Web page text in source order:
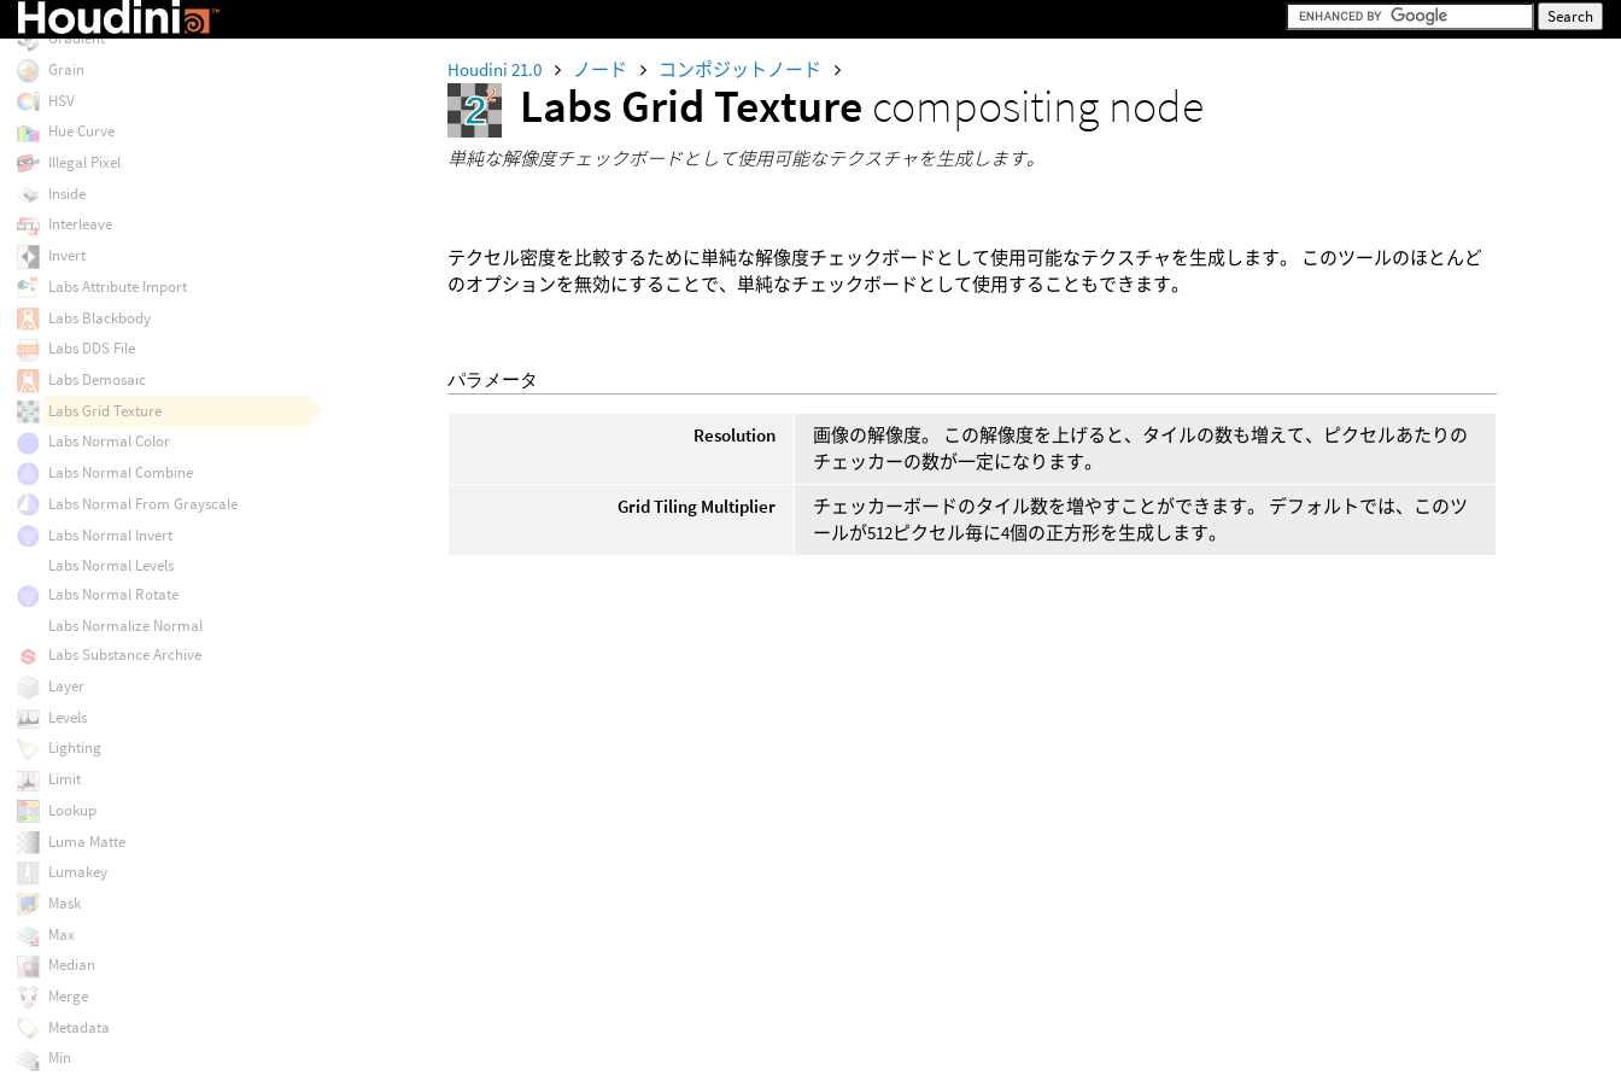
Houdini 21.0 ノード コンポジットノード
Labs Grid Texture compositing node
単純な解像度チェックボードとして使用可能なテクスチャを生成します。
テクセル密度を比較するために単純な解像度チェックボードとして使用可能なテクスチャを生成します。 このツールのほとんど
のオプションを無効にすることで、単純なチェックボードとして使用することもできます。
パラメータ
Resolution
画像の解像度。 この解像度を上げると、タイルの数も増えて、ピクセルあたりの
チェッカーの数が一定になります。
Grid Tiling Multiplier
チェッカーボードのタイル数を増やすことができます。 デフォルトでは、このツ
ールが512ピクセル毎に4個の正方形を生成します。
Geometry
Gradient
Grain
HSV
Hue Curve
Illegal Pixel
Inside
Interleave
Invert
Labs Attribute Import
Labs Blackbody
Labs DDS File
Labs Demosaic
Labs Grid Texture
Labs Normal Color
Labs Normal Combine
Labs Normal From Grayscale
Labs Normal Invert
Labs Normal Levels
Labs Normal Rotate
Labs Normalize Normal
Labs Substance Archive
Layer
Levels
Lighting
Limit
Lookup
Luma Matte
Lumakey
Mask
Max
Median
Merge
Metadata
Min